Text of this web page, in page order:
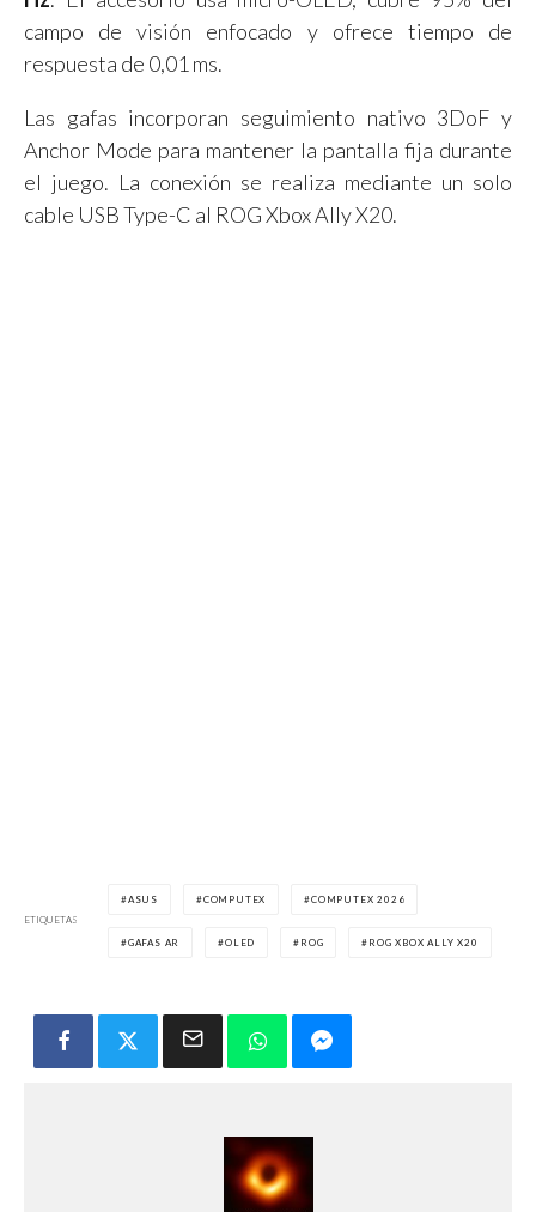
campo de visión enfocado y ofrece tiempo de
respuesta de 0,01 ms.
Las gafas incorporan seguimiento nativo 3DoF y
Anchor Mode para mantener la pantalla fija durante
el juego. La conexión se realiza mediante un solo
cable USB Type-C al ROG Xbox Ally X20.
ETIQUETAS
ASUS COMPUTEX COMPUTEX 2026
GAFAS AR OLED ROG ROG XBOX ALLY X20